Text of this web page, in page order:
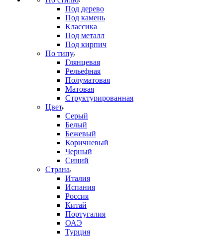
Под дерево
Под камень
Классика
Под металл
Под кирпич
По типу
Глянцевая
Рельефная
Полуматовая
Матовая
Структурированная
Цвет
Серый
Белый
Бежевый
Коричневый
Черный
Синий
Страна
Италия
Испания
Россия
Китай
Португалия
ОАЭ
Турция